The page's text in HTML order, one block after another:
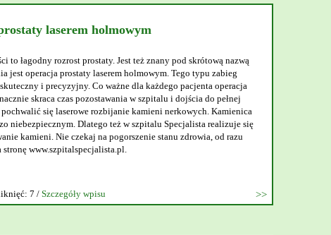
laserem holmowym
to łagodny rozrost prostaty. Jest też znany pod skrótową nazwą
jest operacja prostaty laserem holmowym. Tego typu zabieg
i precyzyjny. Co ważne dla każdego pacjenta operacja
skraca czas pozostawania w szpitalu i dojścia do pełnej
się laserowe rozbijanie kamieni nerkowych. Kamienica
niebezpiecznym. Dlatego też w szpitalu Specjalista realizuje się
kamieni. Nie czekaj na pogorszenie stanu zdrowia, od razu
stronę www.szpitalspecjalista.pl.
7 / Szczegóły wpisu